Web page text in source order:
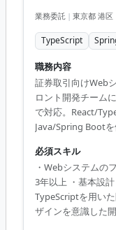
業務委託 | 東京都 港区
TypeScript
職務内容
証券取引向けWeb
ロント開発チーム
で対応。React/
Java/Spring Boot
ーダーの場合はタ
ビュー対応、メン
必須スキル
・Webシステムの
3年以上 ・基本設
TypeScriptを用い
ザインを意識した